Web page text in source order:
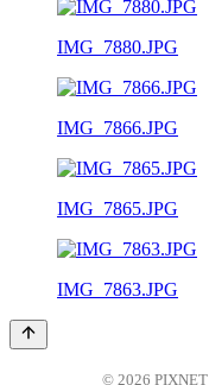
IMG_7880.JPG
IMG_7866.JPG
IMG_7865.JPG
IMG_7863.JPG
© 2026 PIXNET